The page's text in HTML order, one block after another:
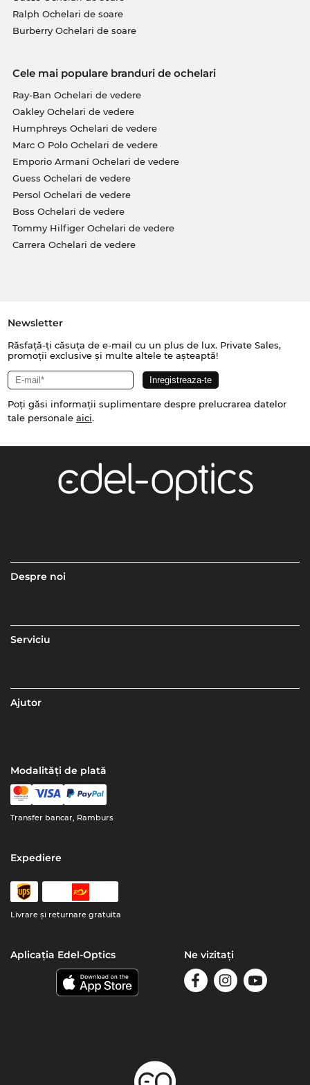
Ralph Ochelari de soare
Burberry Ochelari de soare
Cele mai populare branduri de ochelari
Ray-Ban Ochelari de vedere
Oakley Ochelari de vedere
Humphreys Ochelari de vedere
Marc O Polo Ochelari de vedere
Emporio Armani Ochelari de vedere
Guess Ochelari de vedere
Persol Ochelari de vedere
Boss Ochelari de vedere
Tommy Hilfiger Ochelari de vedere
Carrera Ochelari de vedere
Newsletter
Răsfață-ți căsuța de e-mail cu un plus de lux. Private Sales,
promoții exclusive și multe altele te așteaptă!
Poți găsi informații suplimentare despre prelucrarea datelor
tale personale aici.
Despre noi
Serviciu
Ajutor
Modalități de plată
Transfer bancar, Ramburs
Expediere
Livrare şi returnare gratuita
Aplicația Edel-Optics Ne vizitați